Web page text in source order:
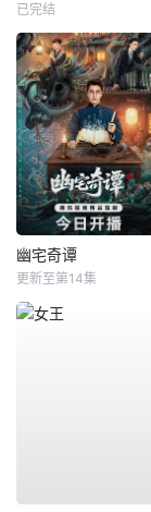
已完结
幽宅奇谭
更新至第14集